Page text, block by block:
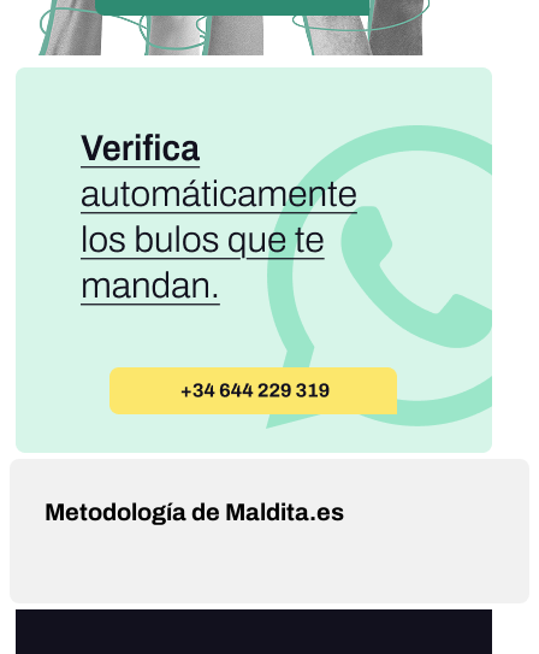
Metodología de Maldita.es